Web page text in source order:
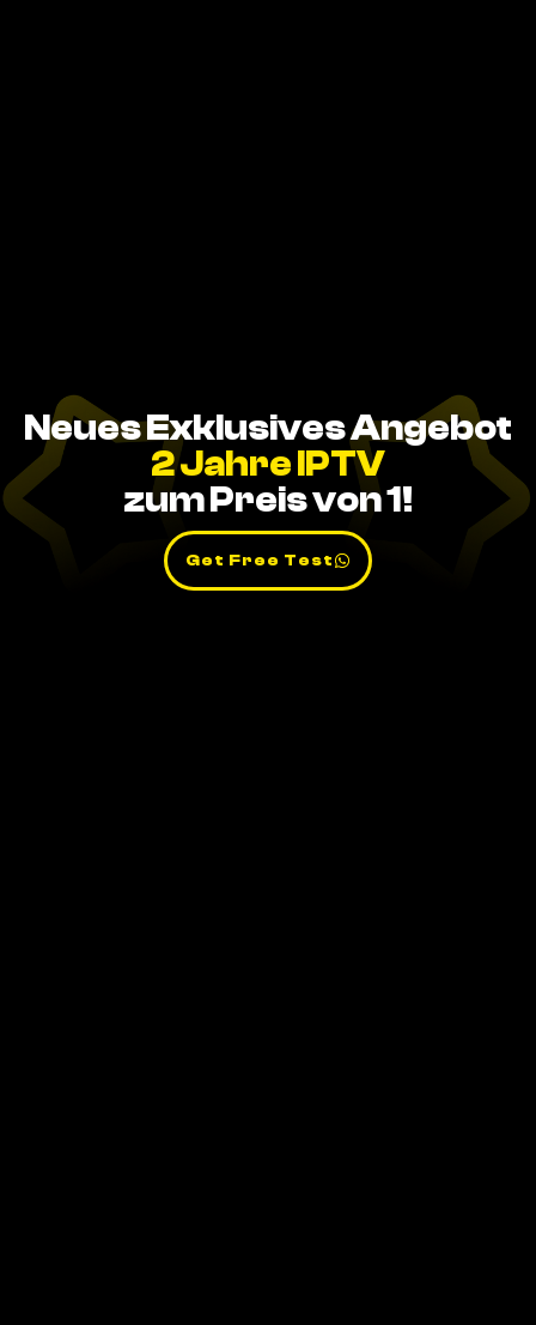
Neues Exklusives Angebot
2 Jahre IPTV
zum Preis von 1!
Get Free Test